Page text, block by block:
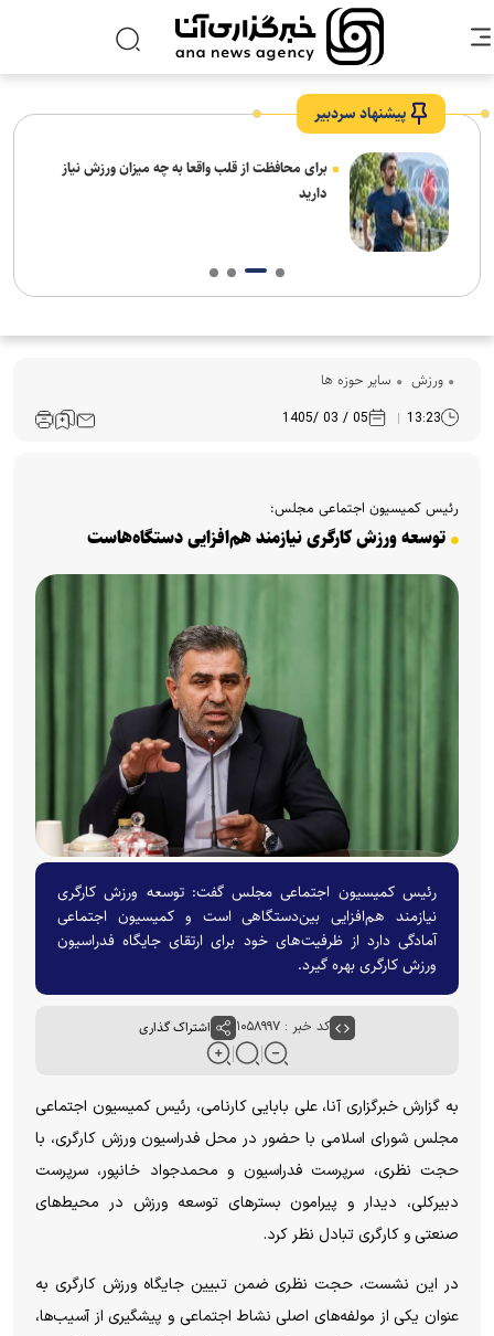
پیشنهاد سردبیر
برای محافظت از قلب واقعا به چه میزان ورزش نیاز
دارید
ورزش سایر حوزه ها
13:23
05 / 03 /1405
رئیس کمیسیون اجتماعی مجلس:
توسعه ورزش کارگری نیازمند هم‌افزایی دستگاه‌هاست
رئیس کمیسیون اجتماعی مجلس گفت: توسعه ورزش کارگری
نیازمند هم‌افزایی بین‌دستگاهی است و کمیسیون اجتماعی
آمادگی دارد از ظرفیت‌های خود برای ارتقای جایگاه فدراسیون
ورزش کارگری بهره گیرد.
کد خبر : ۱۰۵۸۹۹۷ اشتراک گذاری
به گزارش خبرگزاری آنا، علی بابایی کارنامی، رئیس کمیسیون اجتماعی
مجلس شورای اسلامی با حضور در محل فدراسیون ورزش کارگری، با
حجت نظری، سرپرست فدراسیون و محمدجواد خانپور، سرپرست
دبیرکلی، دیدار و پیرامون بسترهای توسعه ورزش در محیط‌های
صنعتی و کارگری تبادل نظر کرد.
در این نشست، حجت نظری ضمن تبیین جایگاه ورزش کارگری به
عنوان یکی از مولفه‌های اصلی نشاط اجتماعی و پیشگیری از آسیب‌ها،